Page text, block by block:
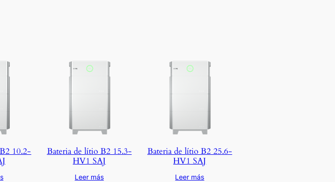
10.2-
Bateria de lítio B2 15.3-
HV1 SAJ
Leer más
Bateria de lítio B2 25.6-
HV1 SAJ
Leer más